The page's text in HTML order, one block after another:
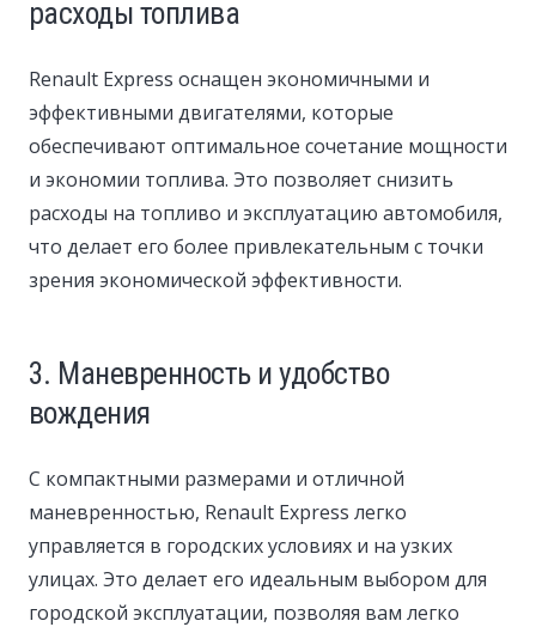
расходы топлива
Renault Express оснащен экономичными и
эффективными двигателями, которые
обеспечивают оптимальное сочетание мощности
и экономии топлива. Это позволяет снизить
расходы на топливо и эксплуатацию автомобиля,
что делает его более привлекательным с точки
зрения экономической эффективности.
3. Маневренность и удобство
вождения
С компактными размерами и отличной
маневренностью, Renault Express легко
управляется в городских условиях и на узких
улицах. Это делает его идеальным выбором для
городской эксплуатации, позволяя вам легко